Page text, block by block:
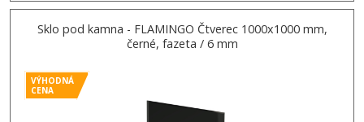
Sklo pod kamna - FLAMINGO Čtverec 1000x1000 mm,
černé, fazeta / 6 mm
VÝHODNÁ
CENA